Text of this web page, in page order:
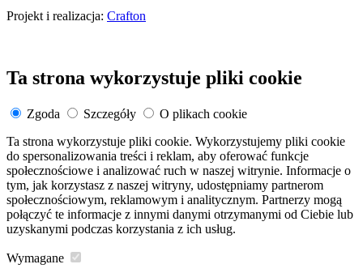
Projekt i realizacja: Crafton
Ta strona wykorzystuje pliki cookie
Zgoda Szczegóły
O plikach cookie
Ta strona wykorzystuje pliki cookie. Wykorzystujemy pliki cookie
do spersonalizowania treści i reklam, aby oferować funkcje
społecznościowe i analizować ruch w naszej witrynie. Informacje o
tym, jak korzystasz z naszej witryny, udostępniamy partnerom
społecznościowym, reklamowym i analitycznym. Partnerzy mogą
połączyć te informacje z innymi danymi otrzymanymi od Ciebie lub
uzyskanymi podczas korzystania z ich usług.
Wymagane